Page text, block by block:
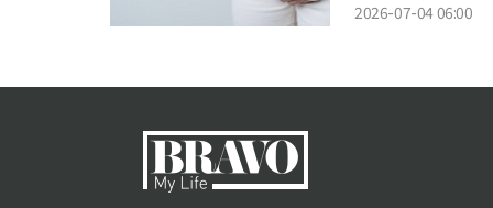
2026-07-04 06:00